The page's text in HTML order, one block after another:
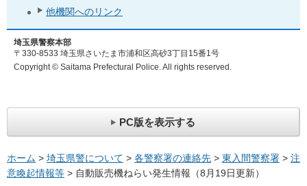
他機関へのリンク
埼玉県警察本部
〒330-8533 埼玉県さいたま市浦和区高砂3丁目15番1号
Copyright © Saitama Prefectural Police. All rights reserved.
PC版を表示する
ホーム > 埼玉県警について > 各警察署の連絡先 > 東入間警察署 > 注
意喚起情報等 > 自動販売機ねらい発生情報（8月19日更新）